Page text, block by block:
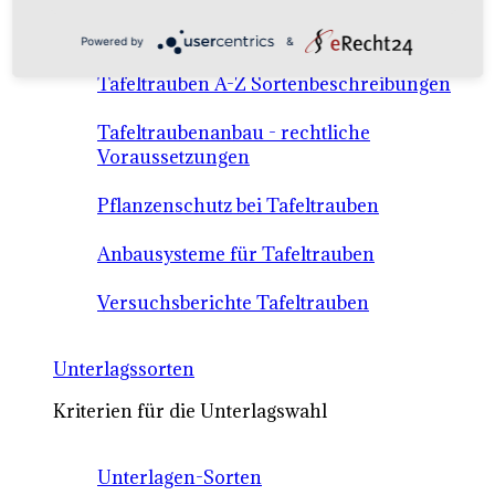
Tafeltrauben A-Z Sortenbeschreibungen
Tafeltraubenanbau - rechtliche
Voraussetzungen
Pflanzenschutz bei Tafeltrauben
Anbausysteme für Tafeltrauben
Versuchsberichte Tafeltrauben
Unterlagssorten
Kriterien für die Unterlagswahl
Unterlagen-Sorten
Powered by &